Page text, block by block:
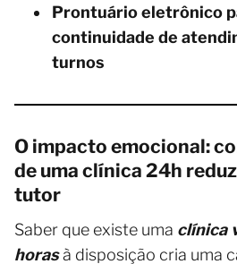
Prontuário eletrônico
continuidade de
turnos
O impacto emocional:
de uma clínica 24h
tutor
Saber que existe uma clínica
horasà disposição cria uma